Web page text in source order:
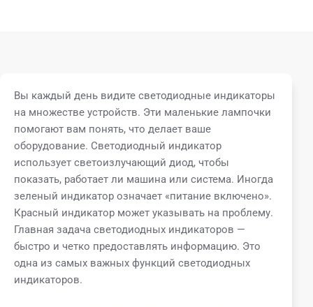
Вы каждый день видите светодиодные индикаторы
на множестве устройств. Эти маленькие лампочки
помогают вам понять, что делает ваше
оборудование. Светодиодный индикатор
использует светоизлучающий диод, чтобы
показать, работает ли машина или система. Иногда
зеленый индикатор означает «питание включено».
Красный индикатор может указывать на проблему.
Главная задача светодиодных индикаторов —
быстро и четко предоставлять информацию. Это
одна из самых важных функций светодиодных
индикаторов.